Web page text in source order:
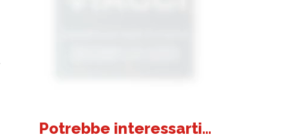
Potrebbe interessarti...